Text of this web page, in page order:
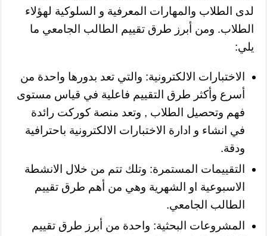
لدى الطلاب والمهارات المعرفية و السلوكية لهؤلاء
الطلاب. ومن أبرز طرق تقييم الطالب الجامعي ما
يلي:
الاختبارات الالكترونية: والتي تعد بدورها واحدة من
أسرع وأكثر طرق التقييم فاعلية في قياس مستوى
فهم وتحصيل الطلاب , وتعد منصة كوركت رائدة
في انشاء و ادارة الاختبارات الالكترونية باحترافية
ودقة.
التقييمات المستمرة: وتلك تتم من خلال الانشطة
الاسبوعية او الشهرية وهي من أهم طرق تقييم
الطالب الجامعي.
المشروعات البحثية: واحدة من أبرز طرق تقييم